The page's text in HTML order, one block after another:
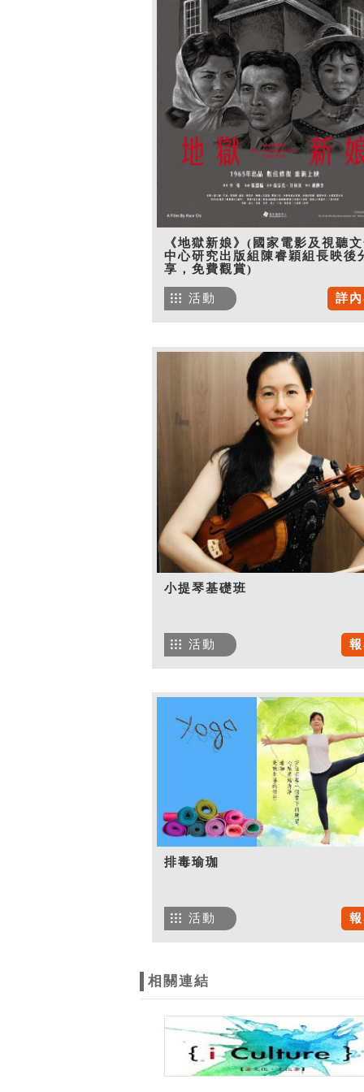
《地獄新娘》(國家電影及視聽
中心研究出版組陳睿穎組長映後
享，免費觀賞)
詳
活動
小提琴基礎班
活動
排毒瑜珈
活動
相關連結